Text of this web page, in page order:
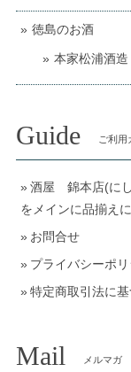
徳島のお酒
本家松浦酒造
Guide ご利用
酒屋 錦本店(に
をメインに品揃え
お問合せ
プライバシーポ
特定商取引法に
Mail メルマガ